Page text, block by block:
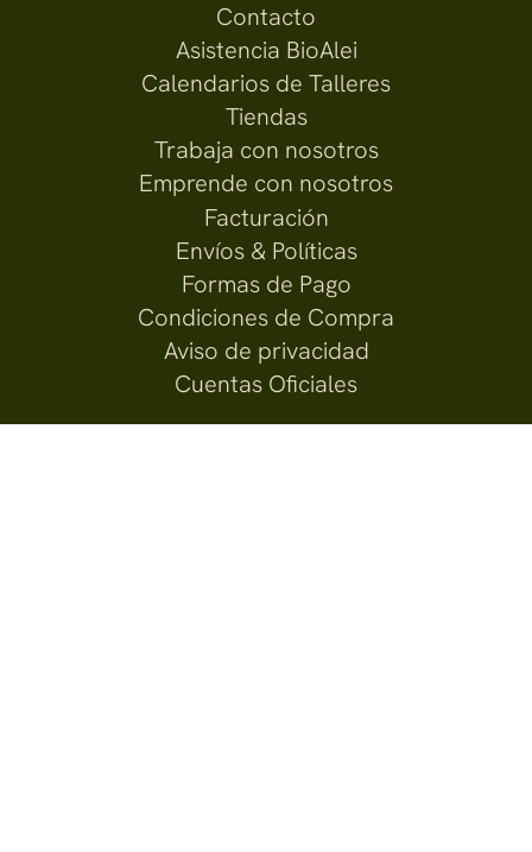
Contacto
Asistencia BioAlei
Calendarios de Talleres
Tiendas
Trabaja con nosotros
Emprende con nosotros
Facturación
Envíos & Políticas
Formas de Pago
Condiciones de Compra
Aviso de privacidad
Cuentas Oficiales